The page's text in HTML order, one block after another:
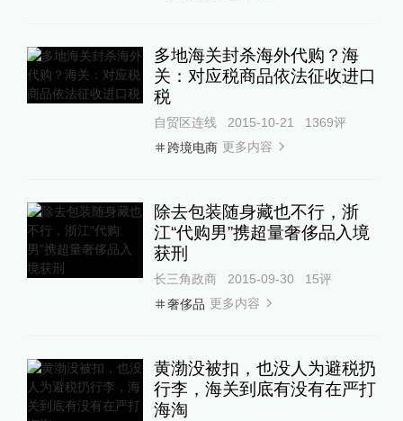
多地海关封杀海外代购？海
关：对应税商品依法征收进口
税
自贸区连线 2015-10-21 1369评
跨境电商 更多内容
除去包装随身藏也不行，浙
江“代购男”携超量奢侈品入境
获刑
长三角政商 2015-09-30 15评
奢侈品 更多内容
黄渤没被扣，也没人为避税扔
行李，海关到底有没有在严打
海淘